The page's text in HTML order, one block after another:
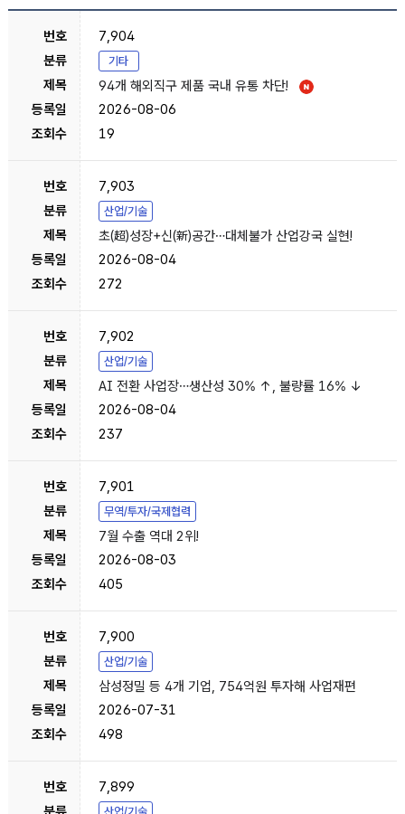
7,904
기타
94개 해외직구 제품 국내 유통 차단!
2026-08-06
19
7,903
산업/기술
초(超)성장+신(新)공간…대체불가 산업강국 실현!
2026-08-04
272
7,902
산업/기술
AI 전환 사업장…생산성 30% ↑, 불량률 16% ↓
2026-08-04
237
7,901
무역/투자/국제협력
7월 수출 역대 2위!
2026-08-03
405
7,900
산업/기술
삼성정밀 등 4개 기업, 754억원 투자해 사업재편
2026-07-31
498
7,899